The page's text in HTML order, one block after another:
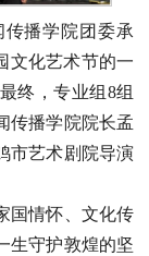
播学院团委承
文化艺术节的一
终，专业组8组
传播学院院长孟
市艺术剧院导演
国情怀、文化传
生守护敦煌的坚